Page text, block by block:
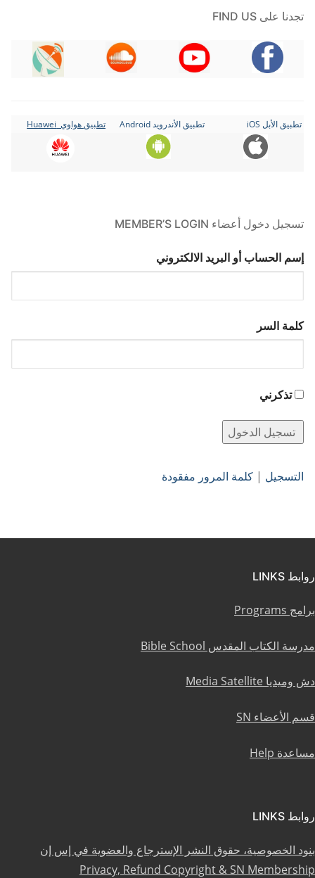
تجدنا على FIND US
تطبيق الأبل iOS تطبيق الأندرويد Android تطبيق هواوي Huawei
تسجيل دخول أعضاء MEMBER’S LOGIN
إسم الحساب أو البريد الالكتروني
كلمة السر
تذكرني
التسجيل | كلمة المرور مفقودة
روابط LINKS
برامج Programs
مدرسة الكتاب المقدس Bible School
دش وميديا Media Satellite
قسم الأعضاء SN
مساعدة Help
روابط LINKS
بنود الخصوصية، حقوق النشر الإسترجاع والعضوية في إس إن
Privacy, Refund Copyright & SN Membership